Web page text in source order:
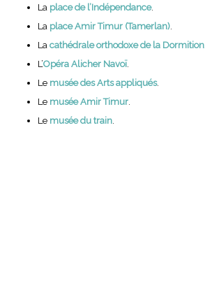
Laplace de l’Indépendance.
Laplace Amir Timur (Tamerlan).
Lacathédrale orthodoxe de la Dormition.
L’Opéra Alicher Navoï.
Lemusée des Arts appliqués.
Lemusée Amir Timur.
Lemusée du train.